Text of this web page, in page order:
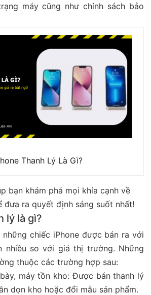
máy cũng như chính sách bảo
Thanh Lý Là Gì?
bạn khám phá mọi khía cạnh về
đưa ra quyết định sáng suốt nhất!
lý là gì?
những chiếc iPhone được bán ra với
nhiều so với giá thị trường. Những
thuộc các trường hợp sau:
máy tồn kho: Được bán thanh lý
dọn kho hoặc đổi mẫu sản phẩm.